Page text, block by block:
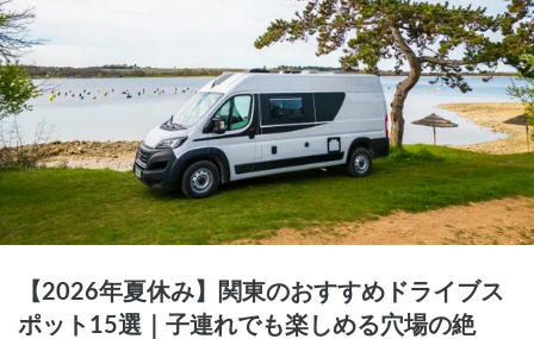
【2026年夏休み】関東のおすすめドライブス
ポット15選｜子連れでも楽しめる穴場の絶